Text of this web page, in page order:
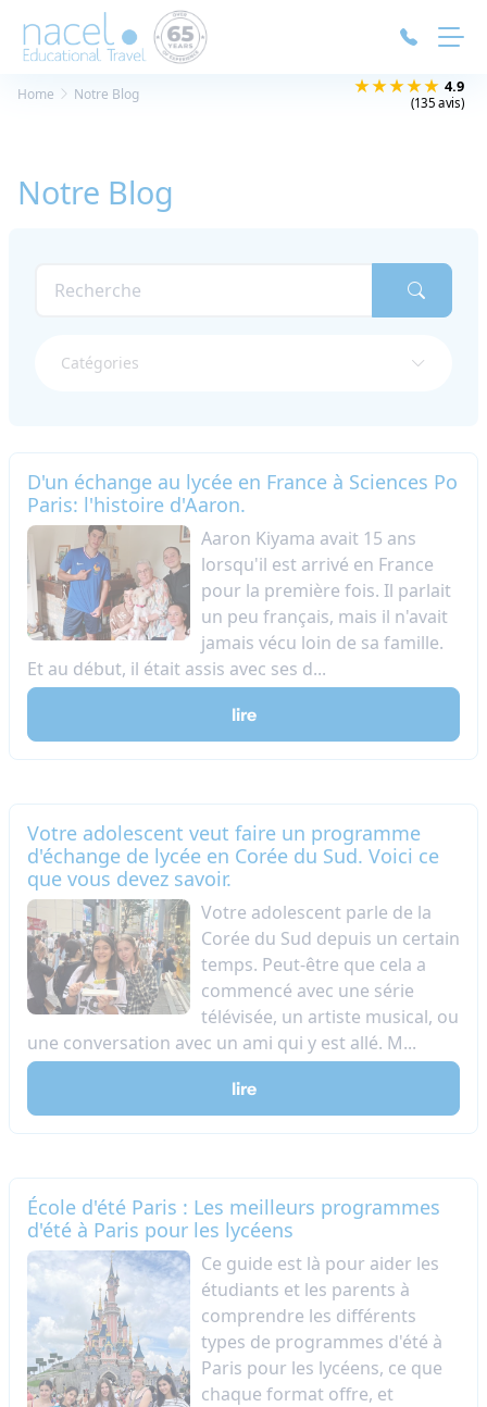
★★★★★ 4.9
(135 avis)
Home Notre Blog
Notre Blog
Catégories
D'un échange au lycée en France à Sciences Po
Paris: l'histoire d'Aaron.
Aaron Kiyama avait 15 ans
lorsqu'il est arrivé en France
pour la première fois. Il parlait
un peu français, mais il n'avait
jamais vécu loin de sa famille.
Et au début, il était assis avec ses d...
lire
Votre adolescent veut faire un programme
d'échange de lycée en Corée du Sud. Voici ce
que vous devez savoir.
Votre adolescent parle de la
Corée du Sud depuis un certain
temps. Peut-être que cela a
commencé avec une série
télévisée, un artiste musical, ou
une conversation avec un ami qui y est allé. M...
lire
École d'été Paris : Les meilleurs programmes
d'été à Paris pour les lycéens
Ce guide est là pour aider les
étudiants et les parents à
comprendre les différents
types de programmes d'été à
Paris pour les lycéens, ce que
chaque format offre, et
Panneau de gestion des cookies